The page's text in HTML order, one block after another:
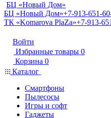
БЦ «Новый Дом»
БЦ «Новый Дом»+7-913-651-
ТК «Komarova PlaZa»+7-913-
Войти
Избранные товары 0
Корзина 0
Каталог
Смартфоны
Пылесосы
Игры и софт
Гаджеты